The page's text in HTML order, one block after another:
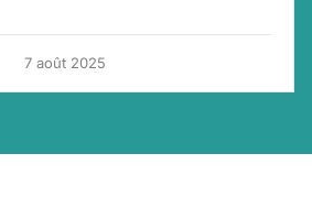
7 août 2025